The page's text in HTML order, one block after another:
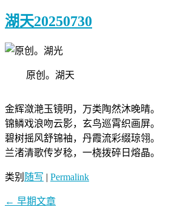
湖天20250730
原创。湖天
金辉潋滟玉镜明，万类陶然沐晚晴。
锦鳞戏浪吻云影，玄鸟巡霄织画屏。
碧树摇风舒锦袖，丹霞流彩缀琼翎。
​兰渚清歌传岁稔，一桡拨碎日熔晶。
类别 随写 | Permalink
← 早期文章